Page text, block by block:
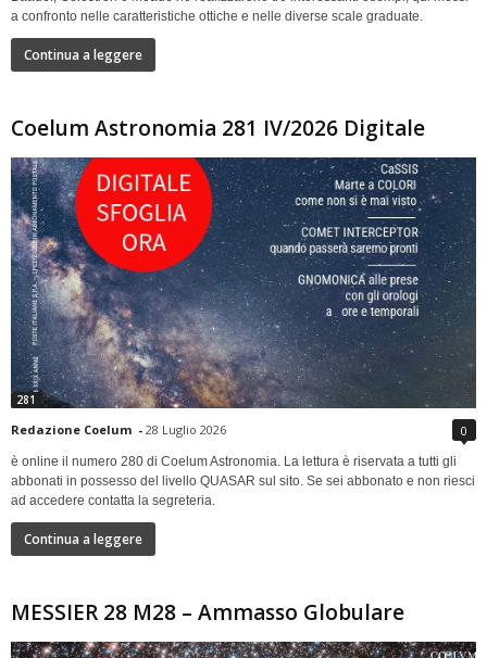
a confronto nelle caratteristiche ottiche e nelle diverse scale graduate.
Continua a leggere
Coelum Astronomia 281 IV/2026 Digitale
281
Redazione Coelum - 28 Luglio 2026 0
è online il numero 280 di Coelum Astronomia. La lettura è riservata a tutti gli
abbonati in possesso del livello QUASAR sul sito. Se sei abbonato e non riesci
ad accedere contatta la segreteria.
Continua a leggere
MESSIER 28 M28 – Ammasso Globulare